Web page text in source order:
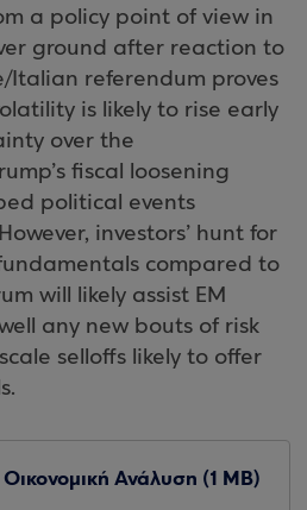
a policy point of view in
ground after reaction to
Italian referendum proves
is likely to rise early
over the
fiscal loosening
political events
investors’ hunt for
compared to
will likely assist EM
any new bouts of risk
selloffs likely to offer
Ανάλυση (1 MB)